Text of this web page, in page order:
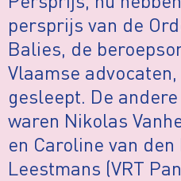
persprijs van de
Balies, de
Vlaamse
gesleept. De
waren Nikolas
en Caroline van
Leestmans (VRT